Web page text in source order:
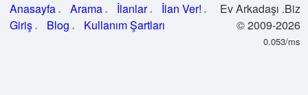
Anasayfa Arama İlanlar
İlan Ver!
Giriş
Blog Kullanım Şartları
Ev Arkadaşı .Biz
© 2009-2026
0.053/ms